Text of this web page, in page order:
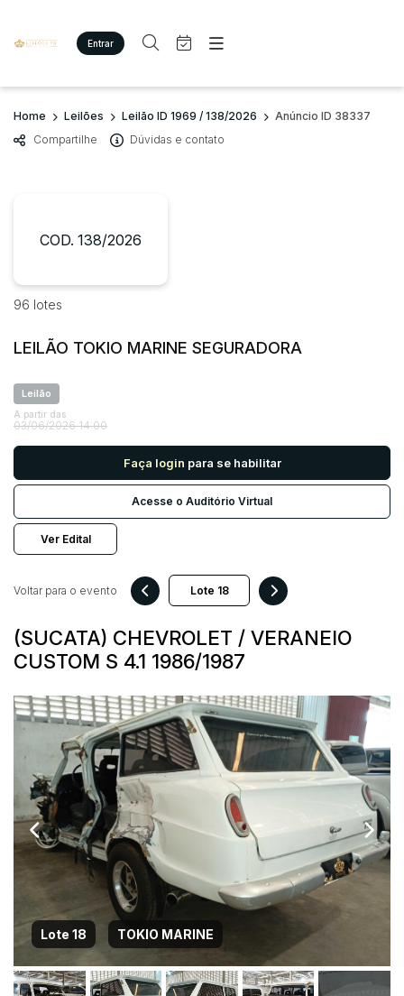
Entrar
Criar conta Entrar
Site
Agenda
Quem Somos
Diversos
Imóveis
Apartamento/Casa
Busca por palavra-chave
Bairro
Judiciais Extrajudiciais
R$
Quem Somos
Home Leilões Leilão ID 1969 / 138/2026
Anúncio ID 38337
Compartilhe
Dúvidas e contato
COD. 138/2026
96 lotes
LEILÃO TOKIO MARINE SEGURADORA
Leilão
A partir das
03/06/2026 14:00
Faça login para se habilitar
Acesse o Auditório Virtual
Ver Edital
(SUCATA) CHEVROLET / VERANEIO
CUSTOM S 4.1 1986/1987
Voltar para o evento
Lote 18 TOKIO MARINE